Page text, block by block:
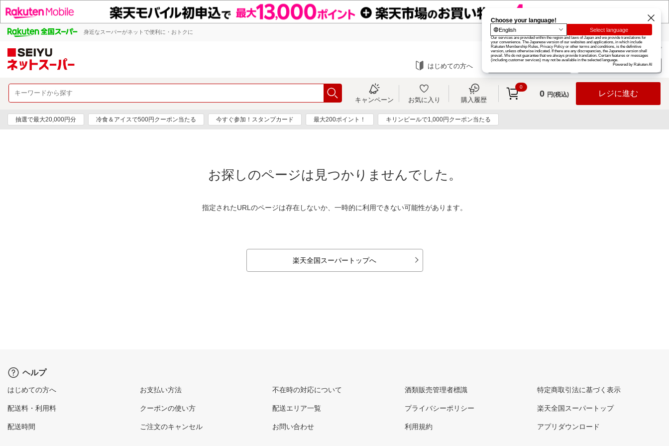
身近なスーパーがネットで便利に・おトクに 楽天グループ カード
お知らせ ヘルプ
はじめての方へ ログイン
キャンペーン お気に入り 購入履歴
0
0 円(税込) レジに進む
抽選で最大20,000円分 冷食＆アイスで500円クーポン当たる 今すぐ参加！スタンプカード 最大200ポイント！ キリンビールで1,000円クーポン当たる
お探しのページは見つかりませんでした。
指定されたURLのページは存在しないか、一時的に利用できない可能性があります。
楽天全国スーパートップへ
ヘルプ
はじめての方へ
配送料・利用料
配送時間
お支払い方法
クーポンの使い方
ご注文のキャンセル
不在時の対応について
配送エリア一覧
お問い合わせ
酒類販売管理者標識
プライバシーポリシー
利用規約
特定商取引法に基づく表示
楽天全国スーパートップ
アプリダウンロード